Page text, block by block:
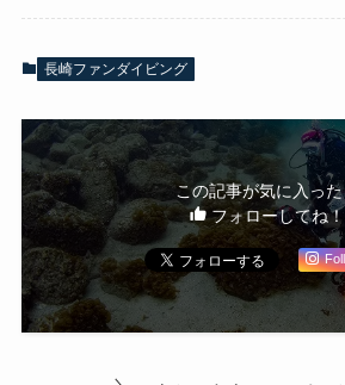
長崎ファンダイビング
この記事が気に入っ
フォローしてね！